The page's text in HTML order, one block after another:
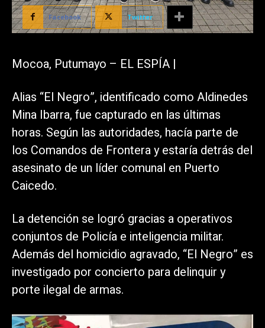
Facebook Twitter
Mocoa, Putumayo – EL ESPÍA |
Alias “El Negro”, identificado como Aldinedes
Mina Ibarra, fue capturado en las últimas
horas. Según las autoridades, hacía parte de
los Comandos de Frontera y estaría detrás del
asesinato de un líder comunal en Puerto
Caicedo.
La detención se logró gracias a operativos
conjuntos de Policía e inteligencia militar.
Además del homicidio agravado, “El Negro” es
investigado por concierto para delinquir y
porte ilegal de armas.